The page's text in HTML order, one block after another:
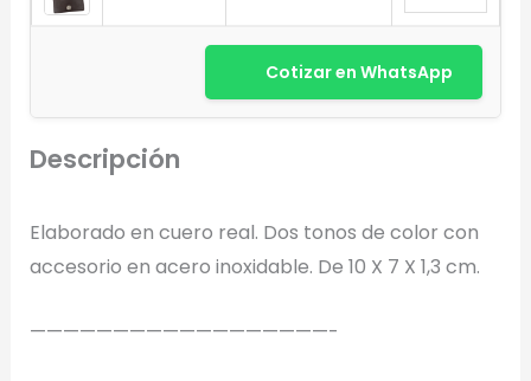
Diseñador de Vistas Previas
Arrastra y suelta tu logotipo aquí
Cotizar en WhatsApp
Descripción
Elaborado en cuero real. Dos tonos de color con
accesorio en acero inoxidable. De 10 X 7 X 1,3 cm.
——————————————————-